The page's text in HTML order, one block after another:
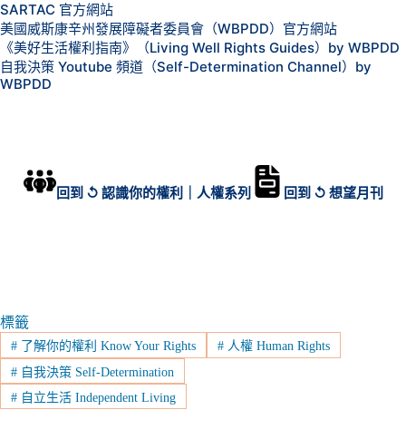
SARTAC 官方網站
美國威斯康辛州發展障礙者委員會（WBPDD）官方網站
《美好生活權利指南》（Living Well Rights Guides）by WBPDD
自我決策 Youtube 頻道（Self-Determination Channel）by
WBPDD
回到 ↺ 認識你的權利｜人權系列 回到 ↺ 想望月刊
標籤
#了解你的權利 Know Your Rights #人權 Human Rights
#自我決策 Self-Determination
#自立生活 Independent Living